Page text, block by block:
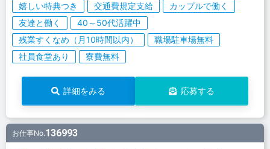
嬉しい特典つき
交通費規定支給
カップルで働く
友達と働く
40～50代活躍中
残業すくなめ（月10時間以内）
職場駐車場無料
社員食堂あり
寮費無料
詳細をみる 応募する
お仕事No.136993